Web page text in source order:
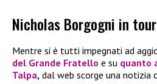
Nicholas Borgogni in
Mentre si è tutti impegnati ad
del Grande Fratello e su quanto
Talpa, dal web scorge una notizia